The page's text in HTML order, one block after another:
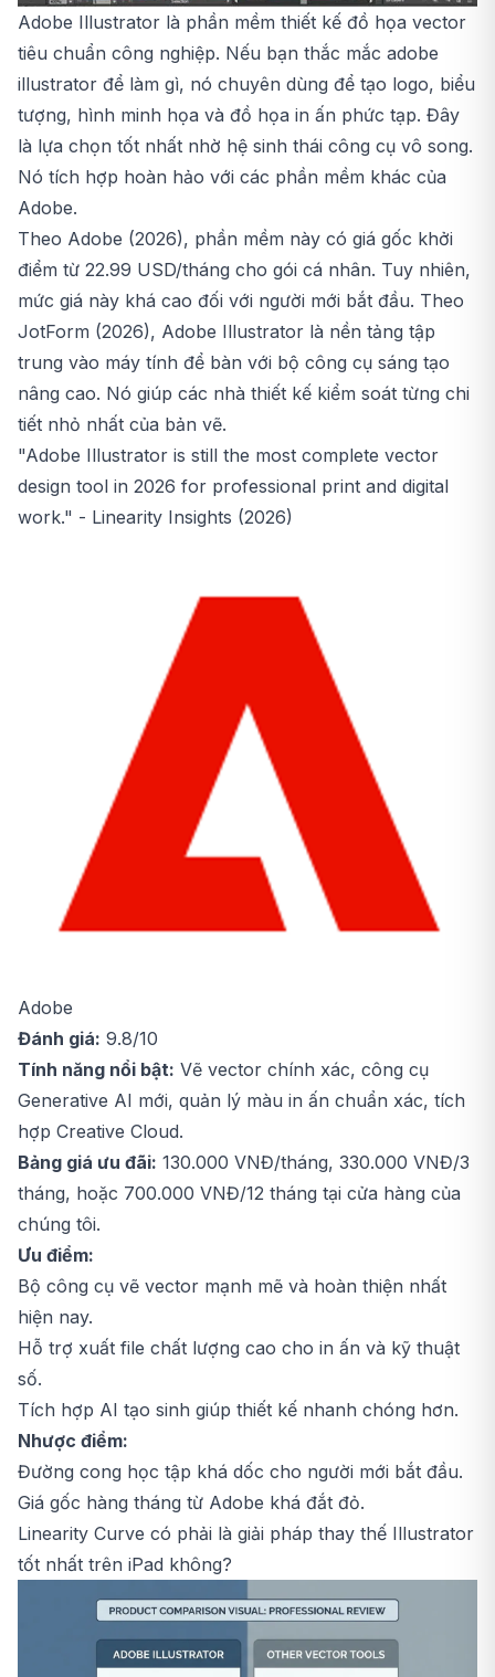
Adobe Illustrator là phần mềm thiết kế đồ họa vector
tiêu chuẩn công nghiệp. Nếu bạn thắc mắc adobe
illustrator để làm gì, nó chuyên dùng để tạo logo, biểu
tượng, hình minh họa và đồ họa in ấn phức tạp. Đây
là lựa chọn tốt nhất nhờ hệ sinh thái công cụ vô song.
Nó tích hợp hoàn hảo với các phần mềm khác của
Adobe.
Theo Adobe (2026), phần mềm này có giá gốc khởi
điểm từ 22.99 USD/tháng cho gói cá nhân. Tuy nhiên,
mức giá này khá cao đối với người mới bắt đầu. Theo
JotForm (2026), Adobe Illustrator là nền tảng tập
trung vào máy tính để bàn với bộ công cụ sáng tạo
nâng cao. Nó giúp các nhà thiết kế kiểm soát từng chi
tiết nhỏ nhất của bản vẽ.
"Adobe Illustrator is still the most complete vector
design tool in 2026 for professional print and digital
work." - Linearity Insights (2026)
Adobe
Đánh giá: 9.8/10
Tính năng nổi bật: Vẽ vector chính xác, công cụ
Generative AI mới, quản lý màu in ấn chuẩn xác, tích
hợp Creative Cloud.
Bảng giá ưu đãi: 130.000 VNĐ/tháng, 330.000 VNĐ/3
tháng, hoặc 700.000 VNĐ/12 tháng tại cửa hàng của
chúng tôi.
Ưu điểm:
Bộ công cụ vẽ vector mạnh mẽ và hoàn thiện nhất
hiện nay.
Hỗ trợ xuất file chất lượng cao cho in ấn và kỹ thuật
số.
Tích hợp AI tạo sinh giúp thiết kế nhanh chóng hơn.
Nhược điểm:
Đường cong học tập khá dốc cho người mới bắt đầu.
Giá gốc hàng tháng từ Adobe khá đắt đỏ.
Linearity Curve có phải là giải pháp thay thế Illustrator
tốt nhất trên iPad không?